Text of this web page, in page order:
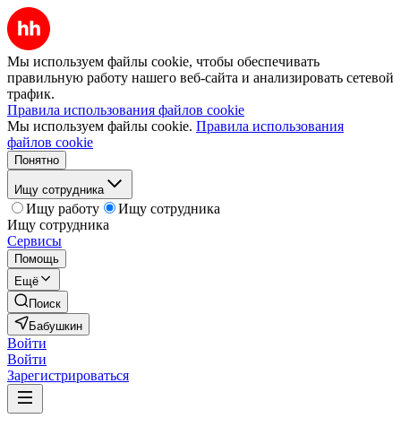
Мы используем файлы cookie, чтобы обеспечивать
правильную работу нашего веб-сайта и анализировать сетевой
трафик.
Правила использования файлов cookie
Мы используем файлы cookie. Правила использования
файлов cookie
Понятно
Ищу сотрудника
Ищу работу
Ищу сотрудника
Ищу сотрудника
Сервисы
Помощь
Ещё
Поиск
Бабушкин
Войти
Войти
Зарегистрироваться